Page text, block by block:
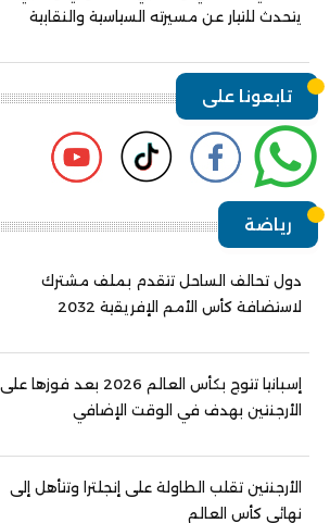
يتحدث للتيار عن مسيرته السياسية والنقابية
تابعونا على
رياضة
دول تحالف الساحل تتقدم بملف مشترك
لاستضافة كأس الأمم الإفريقية 2032
إسبانيا تتوج بكأس العالم 2026 بعد فوزها على
الأرجنتين بهدف في الوقت الإضافي
الأرجنتين تقلب الطاولة على إنجلترا وتتأهل إلى
نهائي كأس العالم